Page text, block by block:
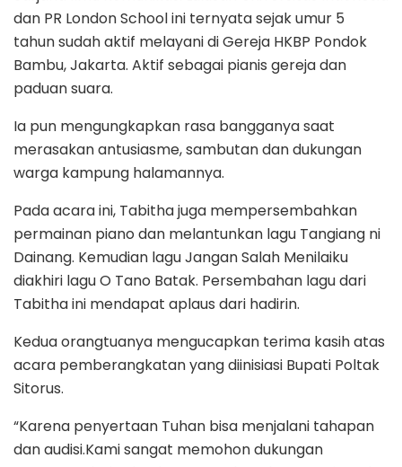
dan PR London School ini ternyata sejak umur 5
tahun sudah aktif melayani di Gereja HKBP Pondok
Bambu, Jakarta. Aktif sebagai pianis gereja dan
paduan suara.
Ia pun mengungkapkan rasa bangganya saat
merasakan antusiasme, sambutan dan dukungan
warga kampung halamannya.
Pada acara ini, Tabitha juga mempersembahkan
permainan piano dan melantunkan lagu Tangiang ni
Dainang. Kemudian lagu Jangan Salah Menilaiku
diakhiri lagu O Tano Batak. Persembahan lagu dari
Tabitha ini mendapat aplaus dari hadirin.
Kedua orangtuanya mengucapkan terima kasih atas
acara pemberangkatan yang diinisiasi Bupati Poltak
Sitorus.
“Karena penyertaan Tuhan bisa menjalani tahapan
dan audisi.Kami sangat memohon dukungan